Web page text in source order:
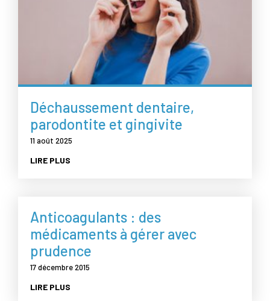
Déchaussement dentaire,
parodontite et gingivite
11 août 2025
LIRE PLUS
Anticoagulants : des
médicaments à gérer avec
prudence
17 décembre 2015
LIRE PLUS